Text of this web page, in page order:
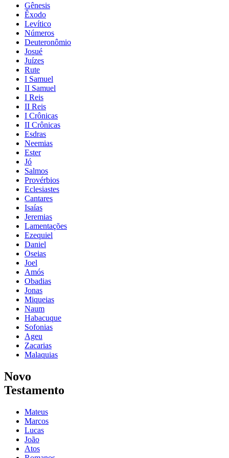
Gênesis
Êxodo
Levítico
Números
Deuteronômio
Josué
Juízes
Rute
I Samuel
II Samuel
I Reis
II Reis
I Crônicas
II Crônicas
Esdras
Neemias
Ester
Jó
Salmos
Provérbios
Eclesiastes
Cantares
Isaías
Jeremias
Lamentações
Ezequiel
Daniel
Oseias
Joel
Amós
Obadias
Jonas
Miqueias
Naum
Habacuque
Sofonias
Ageu
Zacarias
Malaquias
Novo
Testamento
Mateus
Marcos
Lucas
João
Atos